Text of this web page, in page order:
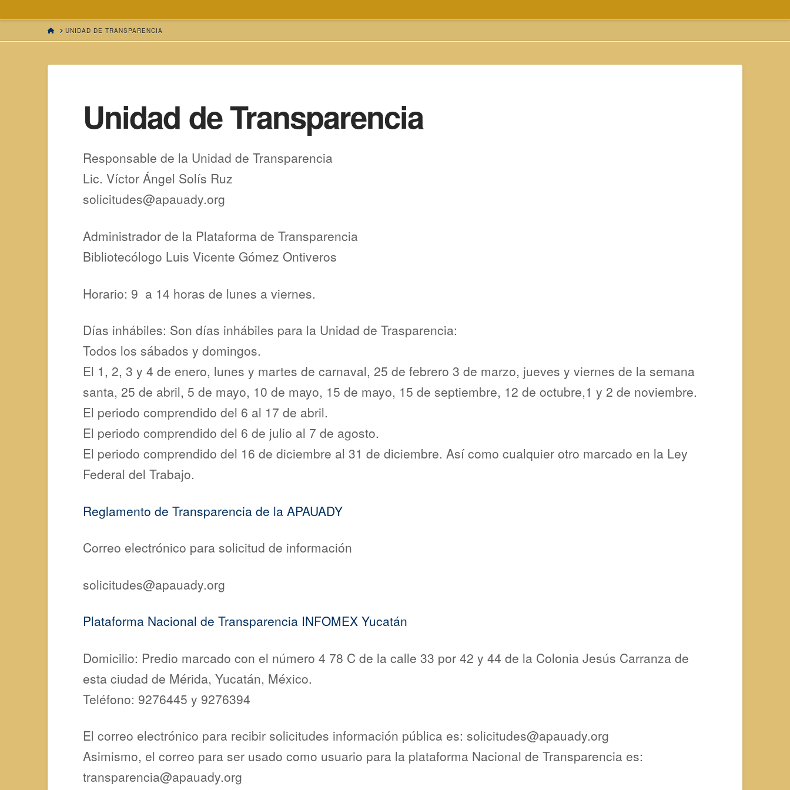
HOMEUNIDAD DE TRANSPARENCIA
Unidad de Transparencia
Responsable de la Unidad de Transparencia
Lic. Víctor Ángel Solís Ruz
solicitudes@apauady.org
Administrador de la Plataforma de Transparencia
Bibliotecólogo Luis Vicente Gómez Ontiveros
Horario: 9 a 14 horas de lunes a viernes.
Días inhábiles: Son días inhábiles para la Unidad de Trasparencia:
Todos los sábados y domingos.
El 1, 2, 3 y 4 de enero, lunes y martes de carnaval, 25 de febrero 3 de marzo, jueves y viernes de la semana
santa, 25 de abril, 5 de mayo, 10 de mayo, 15 de mayo, 15 de septiembre, 12 de octubre,1 y 2 de noviembre.
El periodo comprendido del 6 al 17 de abril.
El periodo comprendido del 6 de julio al 7 de agosto.
El periodo comprendido del 16 de diciembre al 31 de diciembre. Así como cualquier otro marcado en la Ley
Federal del Trabajo.
Reglamento de Transparencia de la APAUADY
Correo electrónico para solicitud de información
solicitudes@apauady.org
Plataforma Nacional de Transparencia INFOMEX Yucatán
Domicilio: Predio marcado con el número 4 78 C de la calle 33 por 42 y 44 de la Colonia Jesús Carranza de
esta ciudad de Mérida, Yucatán, México.
Teléfono: 9276445 y 9276394
El correo electrónico para recibir solicitudes información pública es: solicitudes@apauady.org
Asimismo, el correo para ser usado como usuario para la plataforma Nacional de Transparencia es:
transparencia@apauady.org